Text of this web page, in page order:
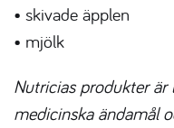
• skivade äpplen
• mjölk
Nutricias produkter är
medicinska ändamål